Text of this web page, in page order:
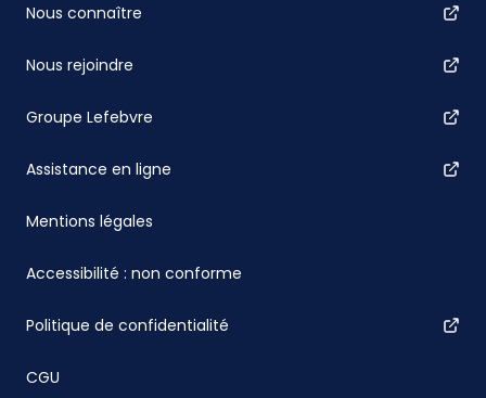
Nous connaître
Nous rejoindre
Groupe Lefebvre
Assistance en ligne
Mentions légales
Accessibilité : non conforme
Politique de confidentialité
CGU